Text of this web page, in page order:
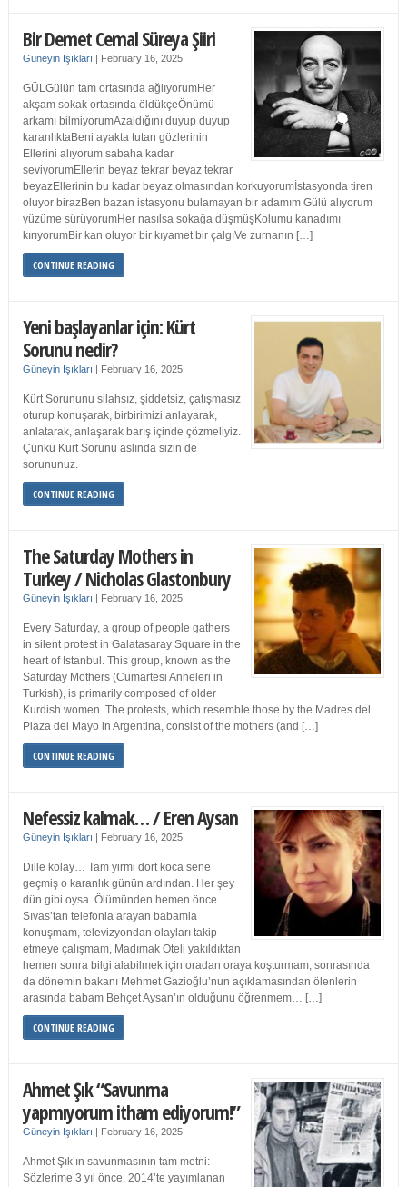
Bir Demet Cemal Süreya Şiiri
Güneyin Işıkları | February 16, 2025
GÜLGülün tam ortasında ağlıyorumHer
akşam sokak ortasında öldükçeÖnümü
arkamı bilmiyorumAzaldığını duyup duyup
karanlıktaBeni ayakta tutan gözlerinin
Ellerini alıyorum sabaha kadar
seviyorumEllerin beyaz tekrar beyaz tekrar
beyazEllerinin bu kadar beyaz olmasından korkuyorumİstasyonda tiren
oluyor birazBen bazan istasyonu bulamayan bir adamım Gülü alıyorum
yüzüme sürüyorumHer nasılsa sokağa düşmüşKolumu kanadımı
kırıyorumBir kan oluyor bir kıyamet bir çalgıVe zurnanın […]
CONTINUE READING
Yeni başlayanlar için: Kürt
Sorunu nedir?
Güneyin Işıkları | February 16, 2025
Kürt Sorununu silahsız, şiddetsiz, çatışmasız
oturup konuşarak, birbirimizi anlayarak,
anlatarak, anlaşarak barış içinde çözmeliyiz.
Çünkü Kürt Sorunu aslında sizin de
sorununuz.
CONTINUE READING
The Saturday Mothers in
Turkey / Nicholas Glastonbury
Güneyin Işıkları | February 16, 2025
Every Saturday, a group of people gathers
in silent protest in Galatasaray Square in the
heart of Istanbul. This group, known as the
Saturday Mothers (Cumartesi Anneleri in
Turkish), is primarily composed of older
Kurdish women. The protests, which resemble those by the Madres del
Plaza del Mayo in Argentina, consist of the mothers (and […]
CONTINUE READING
Nefessiz kalmak… / Eren Aysan
Güneyin Işıkları | February 16, 2025
Dille kolay… Tam yirmi dört koca sene
geçmiş o karanlık günün ardından. Her şey
dün gibi oysa. Ölümünden hemen önce
Sıvas’tan telefonla arayan babamla
konuşmam, televizyondan olayları takip
etmeye çalışmam, Madımak Oteli yakıldıktan
hemen sonra bilgi alabilmek için oradan oraya koşturmam; sonrasında
da dönemin bakanı Mehmet Gazioğlu’nun açıklamasından ölenlerin
arasında babam Behçet Aysan’ın olduğunu öğrenmem… […]
CONTINUE READING
Ahmet Şık “Savunma
yapmıyorum itham ediyorum!”
Güneyin Işıkları | February 16, 2025
Ahmet Şık’ın savunmasının tam metni:
Sözlerime 3 yıl önce, 2014’te yayımlanan